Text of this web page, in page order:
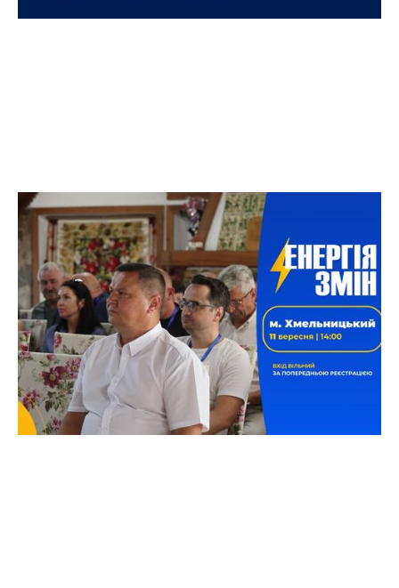
«Енергія змін»: як не проспати
енергетичний перехід | м.
Хмельницький
«Енергія змін» — це відкрита розмова бізнесу,
влади та енергетичних фахівців про те, як діяти
вже сьогодні, щоб знизити витрати, уникнути
ризиків і впевнено рухатися до майбутнього.